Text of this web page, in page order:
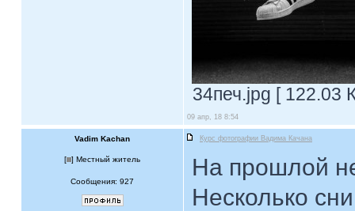
34печ.jpg [ 122.03
09 апр, 18 8:54
Vadim Kachan Курс фотографии Вадима Качана
[ ] Местный житель
Сообщения: 927
На прошлой
Несколько